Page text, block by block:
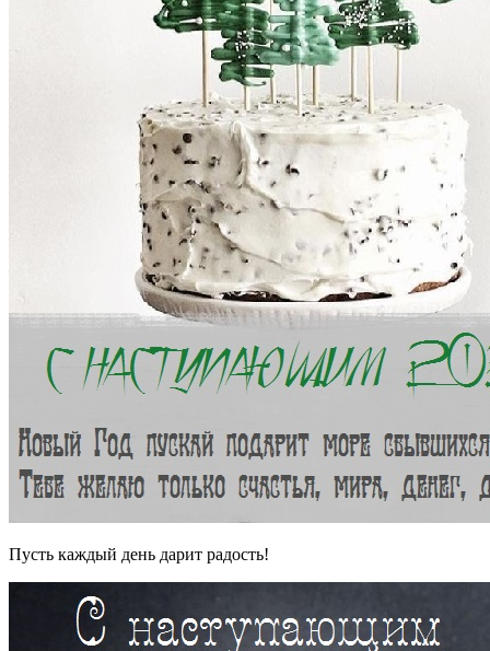
Пусть каждый день дарит радость!